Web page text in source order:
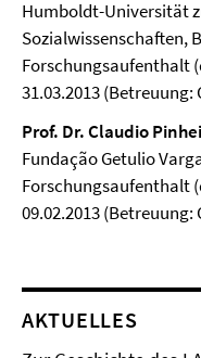
Humboldt-Universität
Sozialwissenschaften,
Forschungsaufenthalt
31.03.2013 (Betreuung:
Prof. Dr. Claudio
Fundação Getulio
Forschungsaufenthalt
09.02.2013 (Betreuung:
AKTUELLES